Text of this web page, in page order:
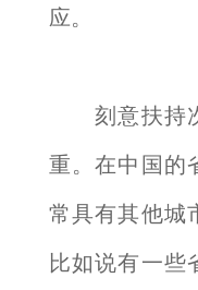
应。
刻意扶持次
重。在中国的
常具有其他城
比如说有一些